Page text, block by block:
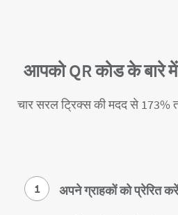
आपको QR कोड के बारे में
चार सरल ट्रिक्स की मदद से
1 अपने ग्राहकों को प्रेरित करें